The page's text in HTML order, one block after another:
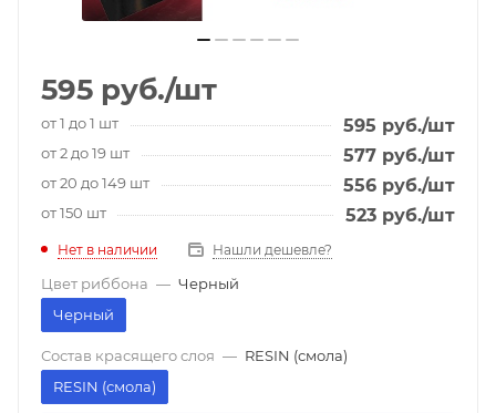
595 руб./шт
от 1 до 1 шт 595 руб./шт
от 2 до 19 шт 577 руб./шт
от 20 до 149 шт 556 руб./шт
от 150 шт 523 руб./шт
Нет в наличии Нашли дешевле?
Цвет риббона — Черный
Черный
Состав красящего слоя — RESIN (смола)
RESIN (смола)